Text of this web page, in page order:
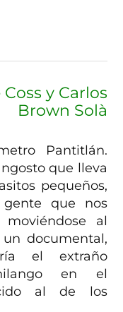
y Carlos
Brown Solà
Pantitlán.
que lleva
pequeños,
que nos
al
documental,
el extraño
en el
al de los